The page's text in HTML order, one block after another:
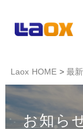
Laox HOME > 最
お知ら